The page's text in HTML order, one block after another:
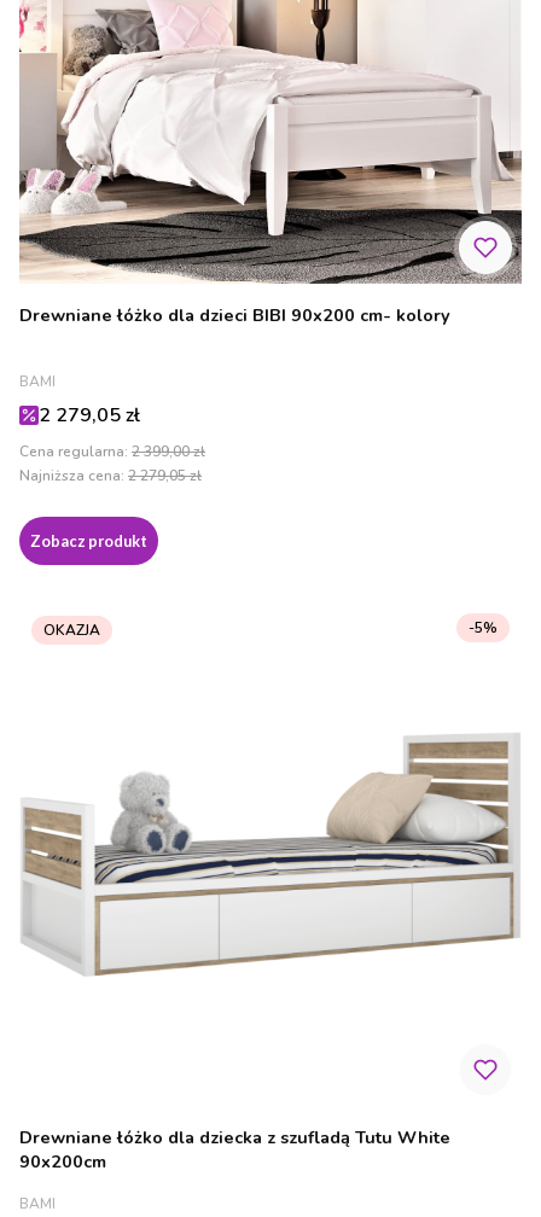
Drewniane łóżko dla dzieci BIBI 90x200 cm- kolory
PRODUCENT
BAMI
Cena promocyjna
2 279,05 zł
Cena regularna: 2 399,00 zł
Najniższa cena: 2 279,05 zł
Zobacz produkt
OKAZJA
Drewniane łóżko dla dziecka z szufladą Tutu White
90x200cm
PRODUCENT
BAMI
-5%